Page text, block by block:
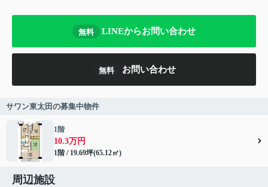
無料 LINEからお問い合わせ
無料 お問い合わせ
サワン東太田の募集中物件
1階
10.3万円
1階 / 19.69坪(65.12㎡)
周辺施設